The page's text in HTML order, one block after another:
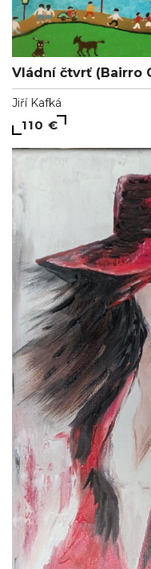
Vládní čtvrť (Bairro
Jiří Kafká
110 €